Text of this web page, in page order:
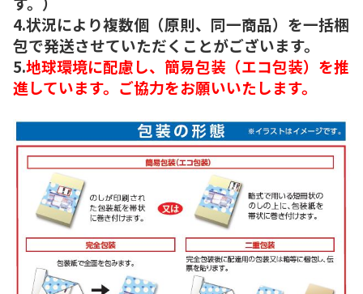
4.状況により複数個（原則、同一商品）を一括梱
包で発送させていただくことがございます。
5.地球環境に配慮し、簡易包装（エコ包装）を推
進しています。ご協力をお願いいたします。